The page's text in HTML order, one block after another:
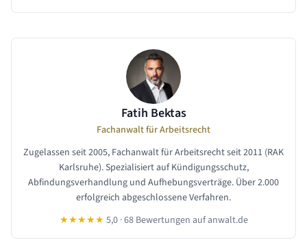
Fatih Bektas
Fachanwalt für Arbeitsrecht
Zugelassen seit 2005, Fachanwalt für Arbeitsrecht seit 2011 (RAK
Karlsruhe). Spezialisiert auf Kündigungsschutz,
Abfindungsverhandlung und Aufhebungsverträge. Über 2.000
erfolgreich abgeschlossene Verfahren.
★★★★★ 5,0 · 68 Bewertungen auf anwalt.de